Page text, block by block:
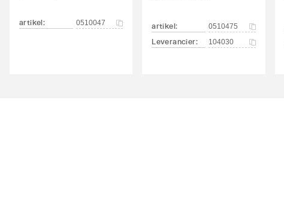
artikel: 0510047 artikel: 0510475
Leverancier: 104030